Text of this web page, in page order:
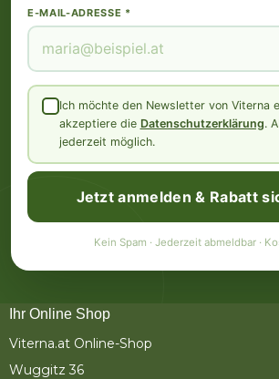
E-MAIL-ADRESSE *
Ich möchte den Newsletter von Viterna
akzeptiere die Datenschutzerklärung.
jederzeit möglich.
Jetzt anmelden & Rabatt
Kein Spam · Jederzeit abmeldbar ·
Ihr Online Shop
Viterna.at Online-Shop
Wuggitz 36